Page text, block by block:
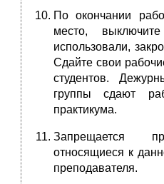
По окончании
место,
использовали,
Сдайте свои
студентов.
группы сдают
практикума.
Запрещается
относящиеся к
преподавателя.